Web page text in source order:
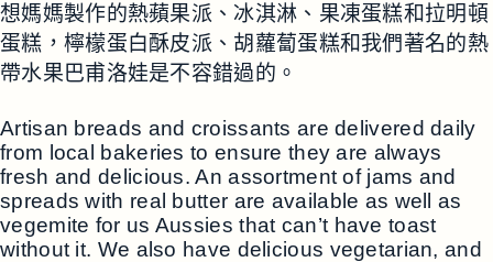
想媽媽製作的熱蘋果派、冰淇淋、果凍蛋糕和拉明頓
蛋糕，檸檬蛋白酥皮派、胡蘿蔔蛋糕和我們著名的熱
帶水果巴甫洛娃是不容錯過的。
Artisan breads and croissants are delivered daily
from local bakeries to ensure they are always
fresh and delicious. An assortment of jams and
spreads with real butter are available as well as
vegemite for us Aussies that can’t have toast
without it. We also have delicious vegetarian, and